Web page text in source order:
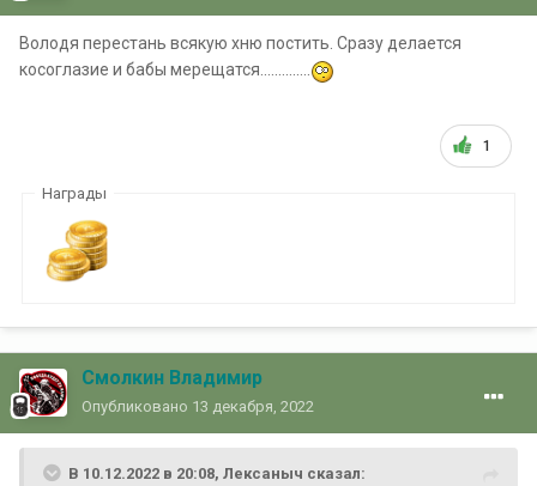
Володя перестань всякую хню постить. Сразу делается
косоглазие и бабы мерещатся..............
1
Награды
Смолкин Владимир
Опубликовано 13 декабря, 2022
В 10.12.2022 в 20:08, Лексаныч сказал: